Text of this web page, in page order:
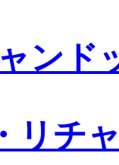
ンド
リチ